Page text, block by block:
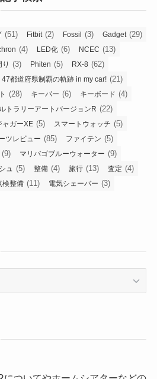
(51) Fitbit(2) Fossil (3) Gadget(29)
(4) LED化 (6) NCEC (13)
り (3) Phiten (5) RX-8 (62)
47都道府県制覇の軌跡 in my car! (21)
(28) キーパー (6) キーボード (4)
トラリーアートバージョンR (22)
ャガーXE (5) スマートウォッチ (5)
ツレビュー (85) ファイテン (5)
(9) マリバゴブルーウォーター (9)
ュ (5) 整備 (4) 旅行 (13) 査定 (4)
検整備 (11) 電気シェーバー (3)